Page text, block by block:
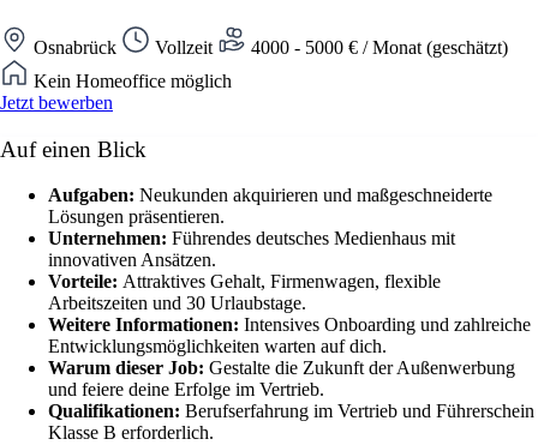
Osnabrück Vollzeit
4000 - 5000 € / Monat (geschätzt)
Kein Homeoffice möglich
Jetzt bewerben
Auf einen Blick
Aufgaben: Neukunden akquirieren und maßgeschneiderte
Lösungen präsentieren.
Unternehmen: Führendes deutsches Medienhaus mit
innovativen Ansätzen.
Vorteile: Attraktives Gehalt, Firmenwagen, flexible
Arbeitszeiten und 30 Urlaubstage.
Weitere Informationen: Intensives Onboarding und zahlreiche
Entwicklungsmöglichkeiten warten auf dich.
Warum dieser Job: Gestalte die Zukunft der Außenwerbung
und feiere deine Erfolge im Vertrieb.
Qualifikationen: Berufserfahrung im Vertrieb und Führerschein
Klasse B erforderlich.